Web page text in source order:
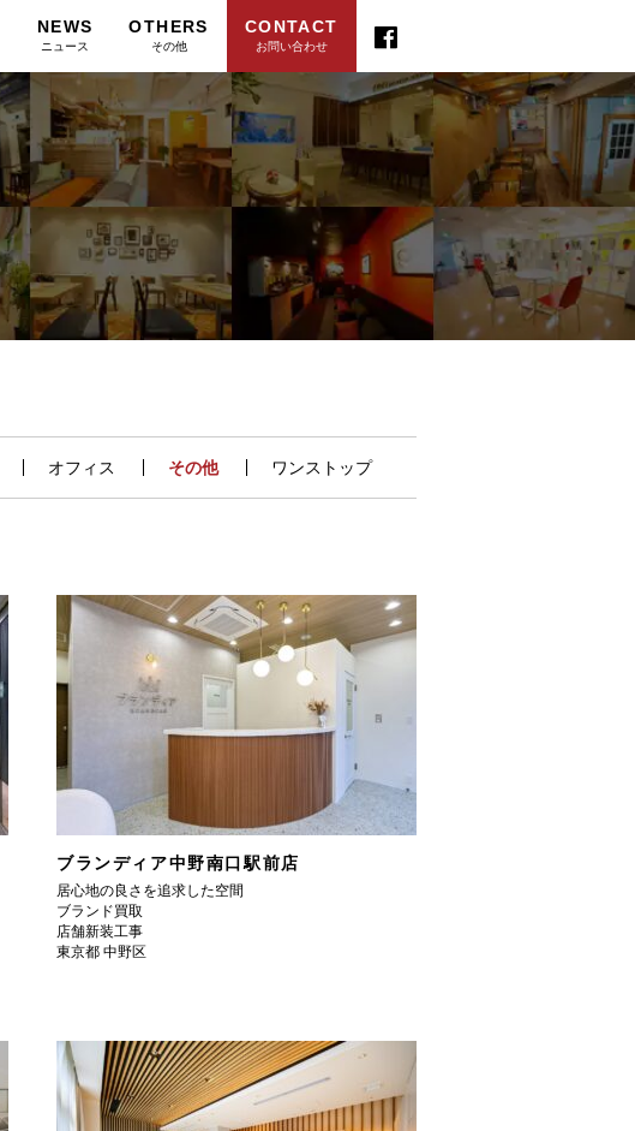
NEWS
ニュース
OTHERS
その他
CONTACT
お問い合わせ
オフィス その他 ワンストップ
ブランディア中野南口駅前店
居心地の良さを追求した空間
ブランド買取
店舗新装工事
東京都 中野区